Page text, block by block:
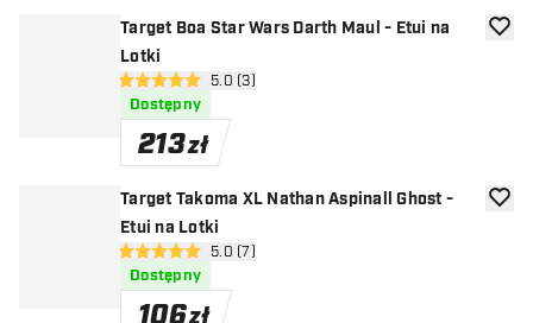
Target Boa Star Wars Darth Maul - Etui na
Lotki
otwórz panel recenzji
5 gwiazdki oceny5.0 (3)
Dostępny
213zł
Target Takoma XL Nathan Aspinall Ghost -
Etui na Lotki
otwórz panel recenzji
5 gwiazdki oceny5.0 (7)
Dostępny